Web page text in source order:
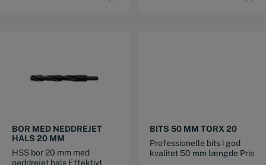
BOR MED NEDDREJET
HALS 20 MM
HSS bor 20 mm med
neddrejet hals Effektivt
BITS 50 MM TORX 20
Professionelle bits i god
kvalitet 50 mm længde Pris
...